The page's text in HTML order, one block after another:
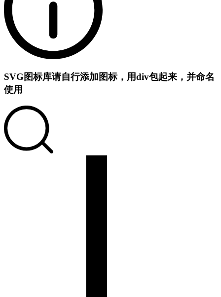
SVG图标库请自行添加图标，用div包起来，并命名
使用